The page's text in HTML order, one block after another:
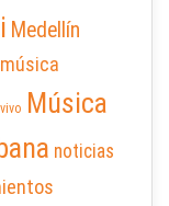
Medellín
música
Música
noticias